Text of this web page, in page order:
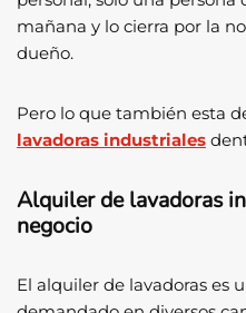
mañana y lo cierra por la
dueño.
Pero lo que también esta
lavadoras industriales
Alquiler de lavadoras
negocio
El alquiler de lavadoras es